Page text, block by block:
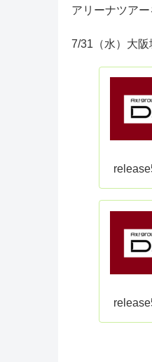
アリーナツアー
7/31（水）大